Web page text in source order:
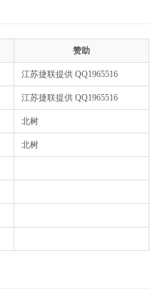
赞助
江苏捷联提供 QQ1965516
江苏捷联提供 QQ1965516
北树
北树